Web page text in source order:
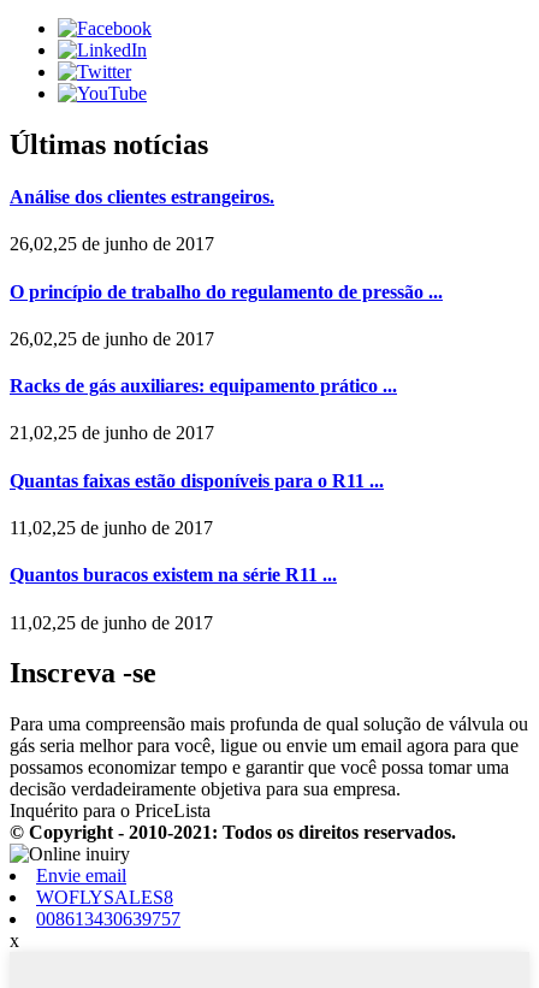
Últimas notícias
Análise dos clientes estrangeiros.
26,02,25 de junho de 2017
O princípio de trabalho do regulamento de pressão ...
26,02,25 de junho de 2017
Racks de gás auxiliares: equipamento prático ...
21,02,25 de junho de 2017
Quantas faixas estão disponíveis para o R11 ...
11,02,25 de junho de 2017
Quantos buracos existem na série R11 ...
11,02,25 de junho de 2017
Inscreva -se
Para uma compreensão mais profunda de qual solução de válvula ou
gás seria melhor para você, ligue ou envie um email agora para que
possamos economizar tempo e garantir que você possa tomar uma
decisão verdadeiramente objetiva para sua empresa.
Inquérito para o PriceLista
© Copyright - 2010-2021: Todos os direitos reservados.
Envie email
WOFLYSALES8
008613430639757
x